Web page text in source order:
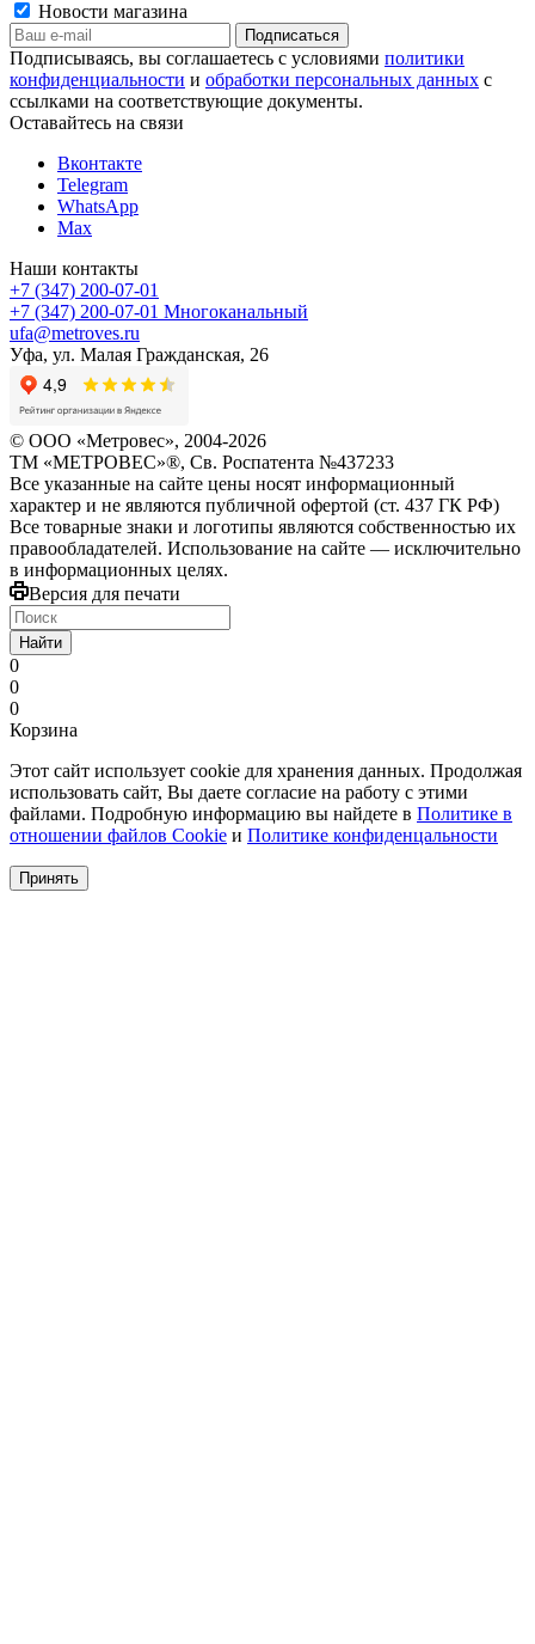
Новости магазина
Подписываясь, вы соглашаетесь с условиями политики
конфиденциальности и обработки персональных данных с
ссылками на соответствующие документы.
Оставайтесь на связи
Вконтакте
Telegram
WhatsApp
Max
Наши контакты
+7 (347) 200-07-01
+7 (347) 200-07-01 Многоканальный
ufa@metroves.ru
Уфа, ул. Малая Гражданская, 26
© ООО «Метровес», 2004-2026
ТМ «МЕТРОВЕС»®, Св. Роспатента №4​3​7​2​3​3
Все указанные на сайте цены носят информационный
характер и не являются публичной офертой (ст. 437 ГК РФ)
Все товарные знаки и логотипы являются собственностью их
правообладателей. Использование на сайте — исключительно
в информационных целях.
Версия для печати
Найти
0
0
0
Корзина
Этот сайт использует cookie для хранения данных. Продолжая
использовать сайт, Вы даете согласие на работу с этими
файлами. Подробную информацию вы найдете в Политике в
отношении файлов Cookie и Политике конфиденцальности
Принять